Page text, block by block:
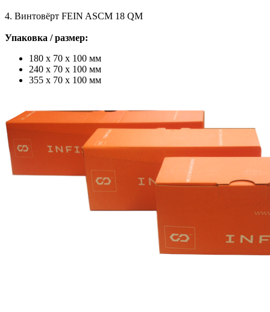
4. Винтовёрт FEIN ASCM 18 QM
Упаковка / размер:
180 х 70 х 100 мм
240 х 70 х 100 мм
355 х 70 х 100 мм